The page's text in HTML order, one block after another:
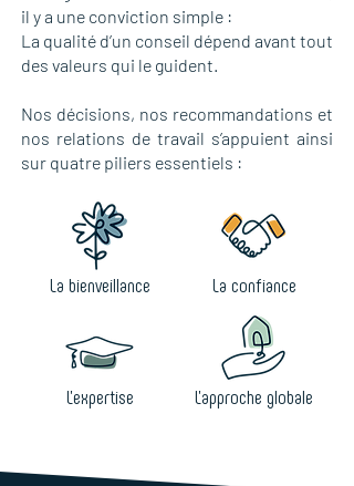
il y a une conviction simple :
La qualité d’un conseil dépend avant tout
des valeurs qui le guident.
Nos décisions, nos recommandations et
nos relations de travail s’appuient ainsi
sur quatre piliers essentiels :
La bienveillance
L'expertise
La confiance
L'approche globale